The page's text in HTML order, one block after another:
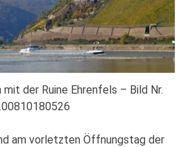
mit der Ruine Ehrenfels – Bild Nr.
am vorletzten Öffnungstag der